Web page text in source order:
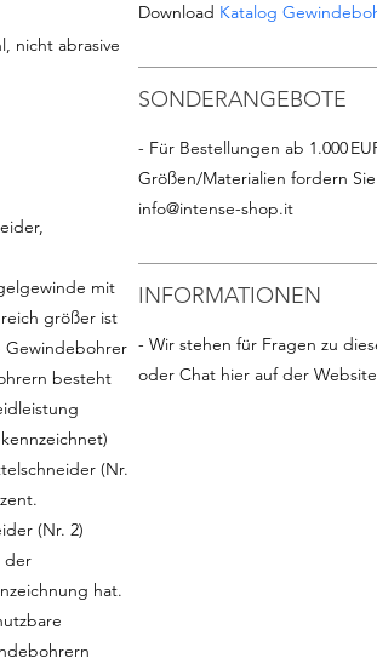
nicht abrasive
mit
größer ist
Gewindebohrer
besteht
(Nr.
(Nr. 2)
der
hat.
Download Katalog
SONDERANGEBOTE
- Für Bestellungen ab 1.000
Größen/Materialien fordern
info@intense-shop.it
INFORMATIONEN
- Wir stehen für Fragen zu
oder Chat hier auf der